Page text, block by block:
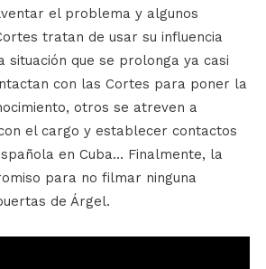
el problema y algunos
tratan de usar su influencia
situación que se prolonga ya casi
con las Cortes para poner la
otros se atreven a
el cargo y establecer contactos
en Cuba… Finalmente, la
para no filmar ninguna
de Árgel.